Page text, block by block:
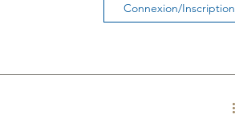
Connexion/Inscription